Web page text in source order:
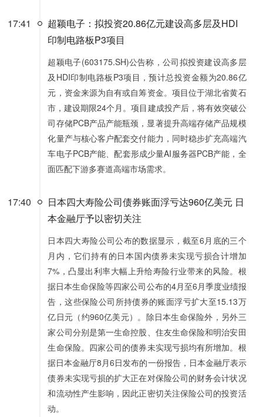
17:41
超颖电子：拟投资20.86亿元建设高多层及HDI
印制电路板P3项目
超颖电子(603175.SH)公告称，公司拟投资建设高多层
及HDI印制电路板P3项目，预计总投资金额为20.86亿
元，资金来源为自有或自筹资金。项目位于湖北省黄石
市，建设期限24个月。项目建成投产后，将有效突破公
司存储PCB产品产能瓶颈，显著提升高端存储产品规模
化量产与核心客户配套交付能力，同时稳步扩充高端汽
车电子PCB产能、配套形成少量AI服务器PCB产能，全
面匹配下游多赛道高端市场需求。
17:40
日本四大寿险公司债券账面浮亏达960亿美元 日
本金融厅予以密切关注
日本四大寿险公司公布的数据显示，截至6月底的三个
月内，它们持有的日本国内债券未实现亏损合计增加
7%，凸显出利率大幅上升给寿险行业带来的风险。根
据日本生命保险等四家公司公布的4月至6月季度业绩报
告，这些保险公司所持债券的账面浮亏扩大至15.13万
亿日元（约960亿美元）。除日本生命保险外，另外三
家公司分别是第一生命控股、住友生命保险和明治安田
生命保险。四家公司的债券未实现亏损均有所增加。根
据日本金融厅8月6日发布的一份报告，日本金融厅表示
债券未实现亏损的扩大正在对保险公司的财务会计状况
和流动性产生影响，因此正密切关注保险公司的投资活
动。